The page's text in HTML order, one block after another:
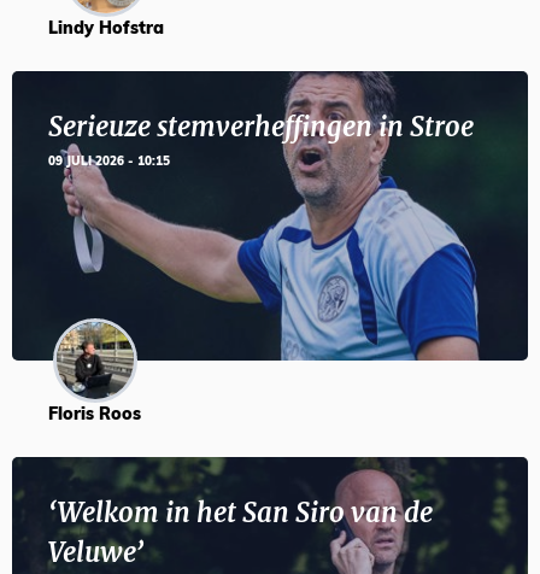
Lindy Hofstra
Serieuze stemverheffingen in Stroe
09 JULI 2026 - 10:15
Floris Roos
‘Welkom in het San Siro van de
Veluwe’